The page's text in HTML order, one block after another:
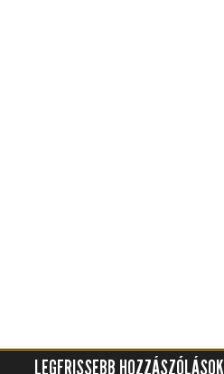
LEGFRISSEBB HOZZÁSZÓLÁSOK